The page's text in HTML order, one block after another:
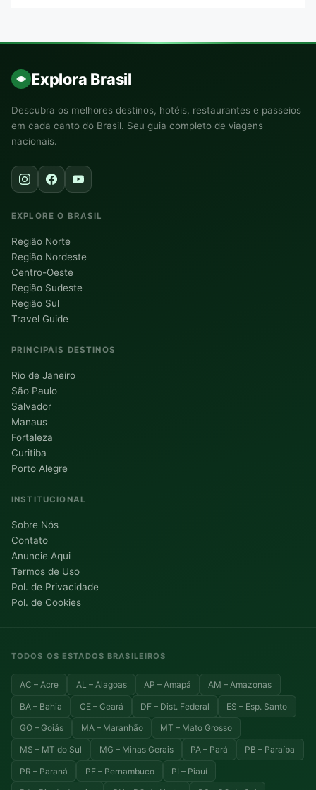
Explora Brasil
Descubra os melhores destinos, hotéis, restaurantes e passeios
em cada canto do Brasil. Seu guia completo de viagens
nacionais.
EXPLORE O BRASIL
Região Norte
Região Nordeste
Centro-Oeste
Região Sudeste
Região Sul
Travel Guide
PRINCIPAIS DESTINOS
Rio de Janeiro
São Paulo
Salvador
Manaus
Fortaleza
Curitiba
Porto Alegre
INSTITUCIONAL
Sobre Nós
Contato
Anuncie Aqui
Termos de Uso
Pol. de Privacidade
Pol. de Cookies
TODOS OS ESTADOS BRASILEIROS
AC – Acre AL – Alagoas AP – Amapá AM – Amazonas
BA – Bahia CE – Ceará DF – Dist. Federal ES – Esp. Santo
GO – Goiás MA – Maranhão MT – Mato Grosso
MS – MT do Sul MG – Minas Gerais PA – Pará PB – Paraíba
PR – Paraná PE – Pernambuco PI – Piauí